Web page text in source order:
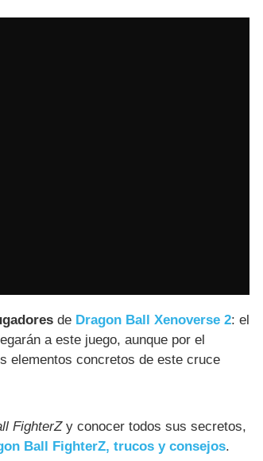
de Dragon Ball Xenoverse 2: el
a este juego, aunque por el
elementos concretos de este cruce
FighterZy conocer todos sus secretos,
Ball FighterZ, trucos y consejos.